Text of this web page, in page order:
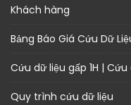
Khách hàng
Bảng Báo Giá Cứu Dữ
Cứu dữ liệu gấp 1H |
Quy trình cứu dữ liệu